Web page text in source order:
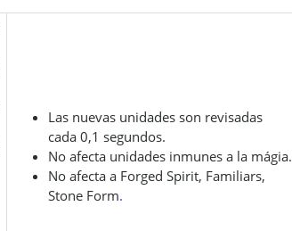
Las nuevas unidades son revisadas ​​
cada 0,1 segundos.
No afecta unidades inmunes a la mágia.
No afecta a Forged Spirit, Familiars,
Stone Form.